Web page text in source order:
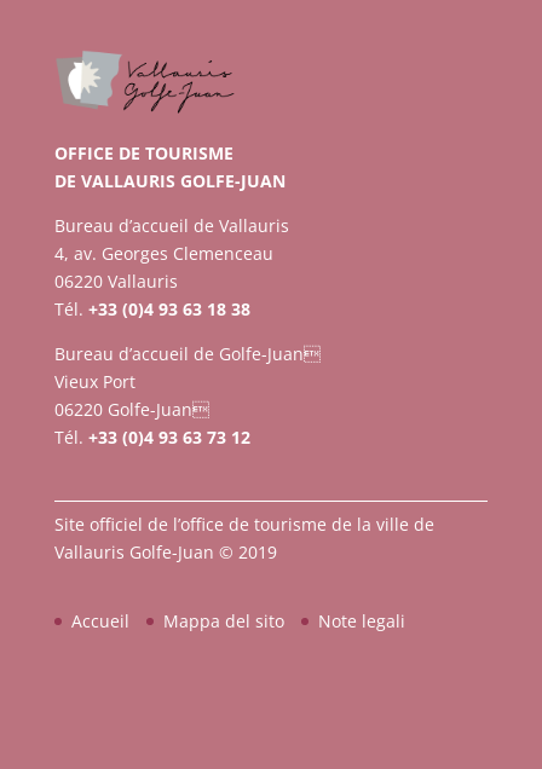
OFFICE DE TOURISME
DE VALLAURIS GOLFE-JUAN
Bureau d’accueil de Vallauris
4, av. Georges Clemenceau
06220 Vallauris
Tél. +33 (0)4 93 63 18 38
Bureau d’accueil de Golfe-Juan
Vieux Port
06220 Golfe-Juan
Tél. +33 (0)4 93 63 73 12
Site officiel de l’office de tourisme de la ville de
Vallauris Golfe-Juan © 2019
Accueil Mappa del sito Note legali